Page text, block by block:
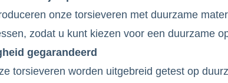
onze torsieveren met duurzame
zodat u kunt kiezen voor een duurzame
gegarandeerd
torsieveren worden uitgebreid getest op